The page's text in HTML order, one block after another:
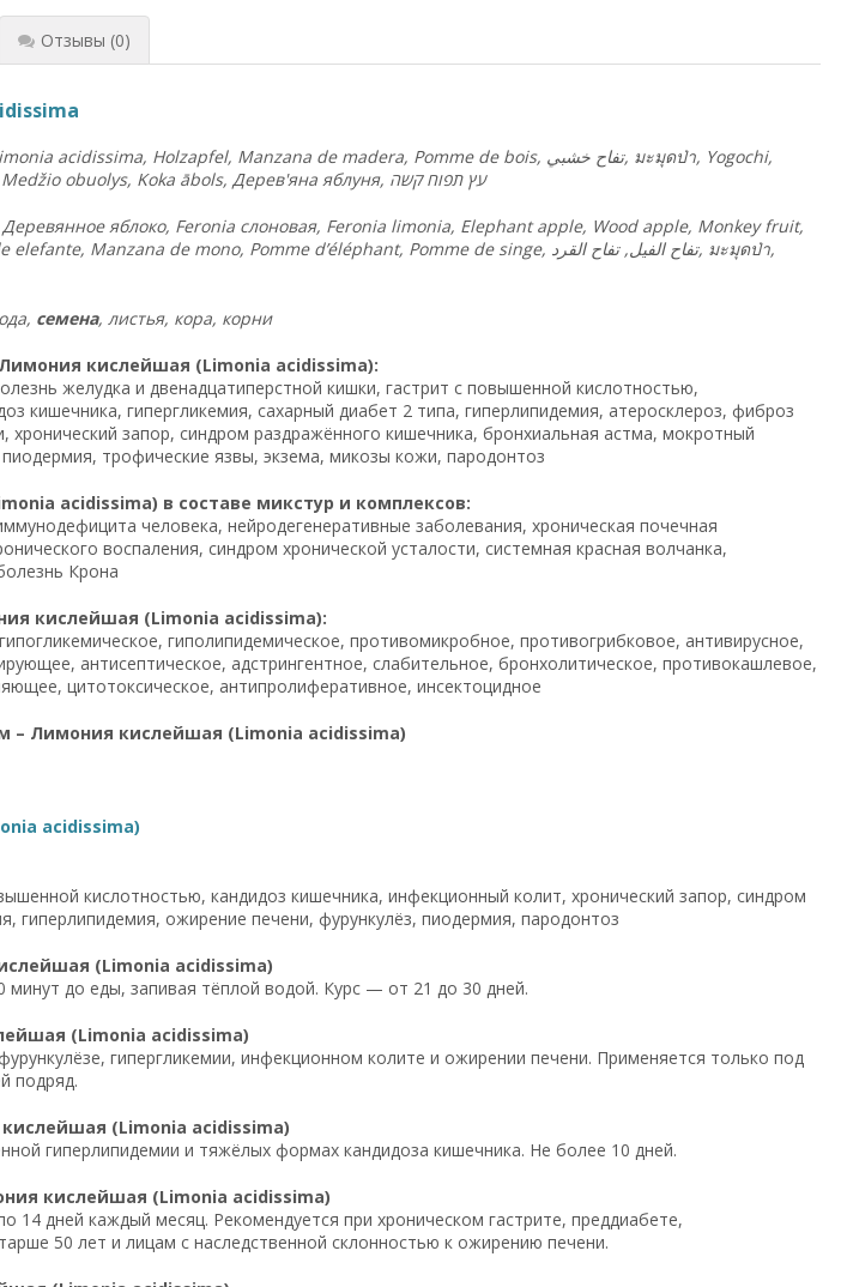
Отзывы (0)
acidissima, Holzapfel, Manzana de madera, Pomme de bois, تفاح خشبي
, มะมุดป่า, Yogochi,
obuolys, Koka ābols, Дерев'яна яблуня,
עץ תפוח קשה
яблоко, Feronia слоновая, Feronia limonia, Elephant apple, Wood apple, Monkey fruit,
Manzana de mono, Pomme d’éléphant, Pomme de singe,
تفاح الفيل,تفاح القرد
, มะมุดป่า,
семена, листья, кора, корни
кислейшая (Limonia acidissima):
желудка и двенадцатиперстной кишки, гастрит с повышенной кислотностью,
кишечника, гипергликемия, сахарный диабет 2 типа, гиперлипидемия, атеросклероз, фиброз
хронический запор, синдром раздражённого кишечника, бронхиальная астма, мокротный
пиодермия, трофические язвы, экзема, микозы кожи, пародонтоз
acidissima) в составе микстур и комплексов:
человека, нейродегенеративные заболевания, хроническая почечная
воспаления, синдром хронической усталости, системная красная волчанка,
Крона
кислейшая (Limonia acidissima):
гиполипидемическое, противомикробное, противогрибковое, антивирусное,
антисептическое, адстрингентное, слабительное, бронхолитическое, противокашлевое,
цитотоксическое, антипролиферативное, инсектоцидное
– Лимония кислейшая (Limonia acidissima)
acidissima)
кислотностью, кандидоз кишечника, инфекционный колит, хронический запор, синдром
гиперлипидемия, ожирение печени, фурункулёз, пиодермия, пародонтоз
(Limonia acidissima)
до еды, запивая тёплой водой. Курс — от 21 до 30 дней.
(Limonia acidissima)
гипергликемии, инфекционном колите и ожирении печени. Применяется только под
подряд.
(Limonia acidissima)
гиперлипидемии и тяжёлых формах кандидоза кишечника. Не более 10 дней.
кислейшая (Limonia acidissima)
14 дней каждый месяц. Рекомендуется при хроническом гастрите, преддиабете,
50 лет и лицам с наследственной склонностью к ожирению печени.